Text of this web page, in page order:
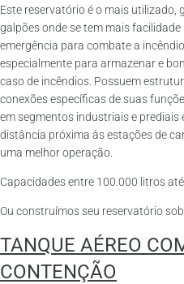
Este reservatório é o mais
galpões onde se tem mais
emergência para combate a
especialmente para armazenar e
caso de incêndios. Possuem
conexões específicas de suas
em segmentos industriais e
distância próxima às estações de
uma melhor operação.
Capacidades entre 100.000 litros
Ou construímos seu reservatório sob
TANQUE AÉREO
CONTENÇÃO